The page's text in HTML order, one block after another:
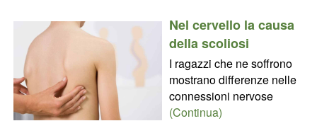
Nel cervello la causa
della scoliosi
I ragazzi che ne soffrono
mostrano differenze nelle
connessioni nervose
(Continua)